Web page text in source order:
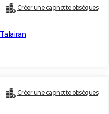
Créer une cagnotte obsèques
Talairan
Créer une cagnotte obsèques